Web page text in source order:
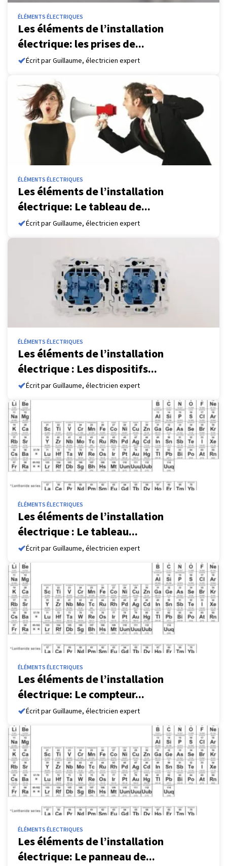
ÉLÉMENTS ÉLECTRIQUES
Les éléments de l’installation
électrique: les prises de...
Écrit par Guillaume, électricien expert
ÉLÉMENTS ÉLECTRIQUES
Les éléments de l’installation
électrique: Le tableau de...
Écrit par Guillaume, électricien expert
ÉLÉMENTS ÉLECTRIQUES
Les éléments de l’installation
électrique : Les dispositifs...
Écrit par Guillaume, électricien expert
ÉLÉMENTS ÉLECTRIQUES
Les éléments de l’installation
électrique : Le tableau...
Écrit par Guillaume, électricien expert
ÉLÉMENTS ÉLECTRIQUES
Les éléments de l’installation
électrique: Le compteur...
Écrit par Guillaume, électricien expert
ÉLÉMENTS ÉLECTRIQUES
Les éléments de l’installation
électrique: Le panneau de...